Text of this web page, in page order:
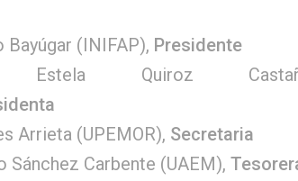
Bayúgar (INIFAP), Presidente
Quiroz
Arrieta (UPEMOR), Secretaria
Sánchez Carbente (UAEM),